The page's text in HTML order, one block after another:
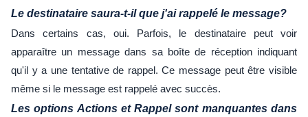
Le destinataire saura-t-il que j'ai rappelé le message?
Dans certains cas, oui. Parfois, le destinataire peut voir
apparaître un message dans sa boîte de réception indiquant
qu'il y a une tentative de rappel. Ce message peut être visible
même si le message est rappelé avec succès.
Les options Actions et Rappel sont manquantes dans